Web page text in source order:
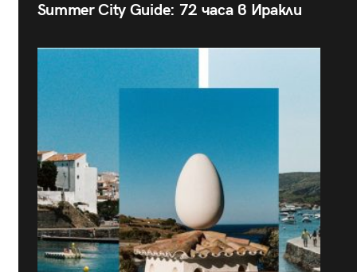
Summer City Guide: 72 часа в Иракли